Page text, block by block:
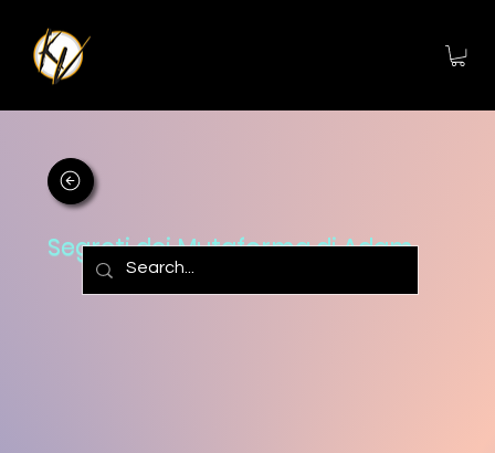
Segreti dei Mutaforma di Adam